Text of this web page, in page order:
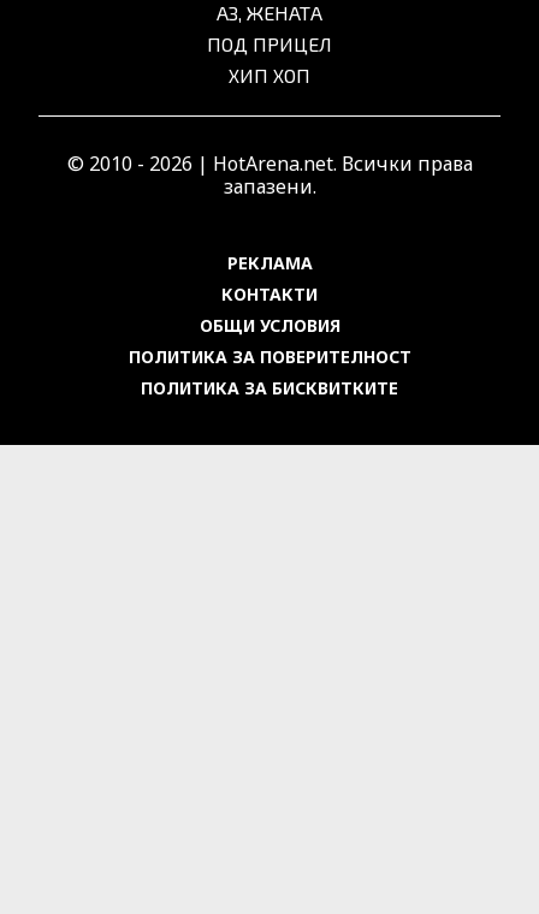
АЗ, ЖЕНАТА
ПОД ПРИЦЕЛ
ХИП ХОП
© 2010 - 2026 | HotArena.net. Всички права
запазени.
РЕКЛАМА
КОНТАКТИ
ОБЩИ УСЛОВИЯ
ПОЛИТИКА ЗА ПОВЕРИТЕЛНОСТ
ПОЛИТИКА ЗА БИСКВИТКИТЕ